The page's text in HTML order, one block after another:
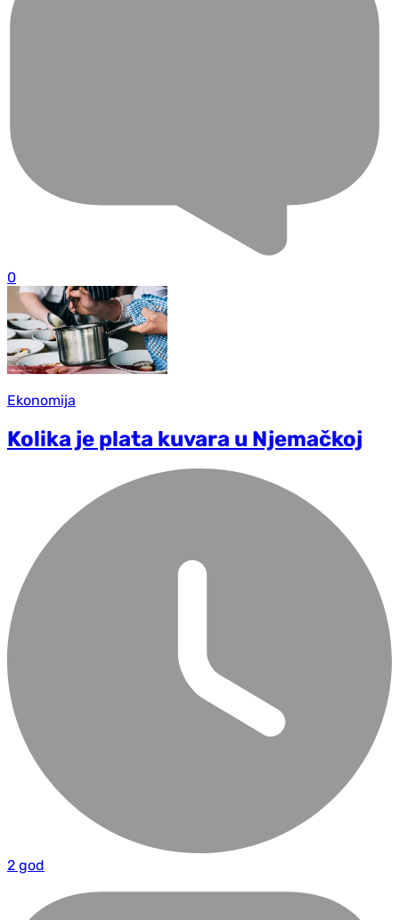
0
Ekonomija
Kolika je plata kuvara u Njemačkoj
2 god